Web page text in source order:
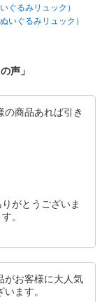
ぐるみリュック）
いぐるみリュック）
声」
商品あれば引き
がとうございま
。
がお客様に大人気
ます。